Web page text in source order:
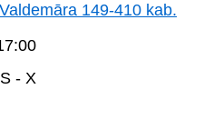
149-410 kab.
- X